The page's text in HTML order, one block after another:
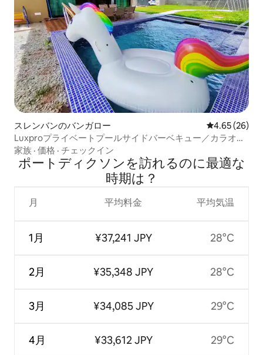
スレンバンのバンガロー レビュー26
4.65 (26)
Luxproプライベートプールサイドバーベキュー／カラオケ
（15名様まで）
家族 · 価格 · チェックイン
ポートディクソンを訪⁠れ⁠るの⁠に最⁠適⁠な
時⁠期⁠は⁠？
月
1月
2月
3月
4月
平均料金
¥37,241 JPY
¥35,348 JPY
¥34,085 JPY
¥33,612 JPY
平均気温
28°C
28°C
29°C
29°C